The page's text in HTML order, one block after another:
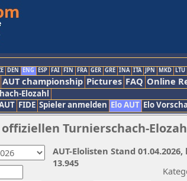
DEN ENG ESP FAI FIN FRA GER GRE INA ITA JPN MKD LTU
AUT championship Pictures FAQ Online
Elozahl
FIDE Spieler anmelden Elo AUT Elo
Turnierschach-
AUT-Elolisten Stand
13.945